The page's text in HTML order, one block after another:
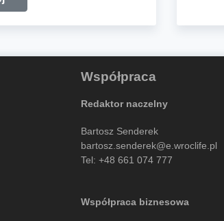
Współpraca
Redaktor naczelny
Bartosz Senderek
bartosz.senderek@e.wroclife.pl
Tel: +48 661 074 777
Współpraca biznesowa